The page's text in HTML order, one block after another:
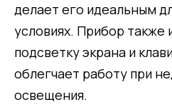
делает его идеальным
условиях. Прибор
подсветку экрана и
облегчает работу при
освещения.